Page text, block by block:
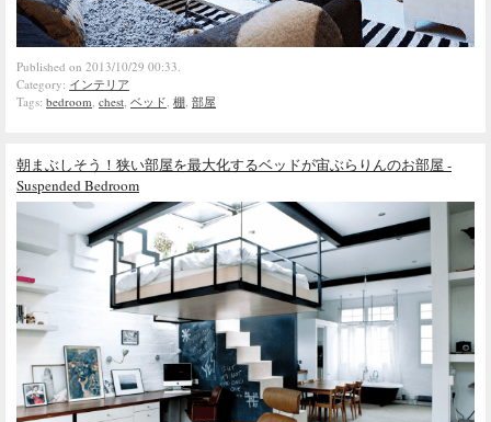
Published on 2013/10/29 00:33.
Category: インテリア
Tags: bedroom chest ベッド 棚 部屋
朝まぶしそう！狭い部屋を最大化するベッドが宙ぶらりんのお部屋 -
Suspended Bedroom